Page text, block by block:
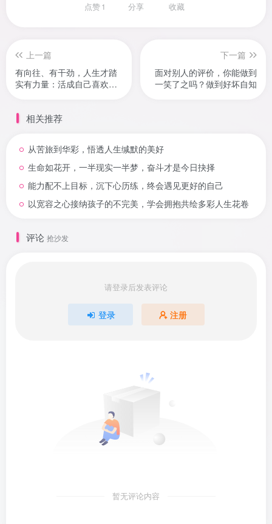
点赞1 分享 收藏
上一篇
有向往、有干劲，人生才踏
实有力量：活成自己喜欢的
下一篇
面对别人的评价，你能做到
一笑了之吗？做到好坏自知
相关推荐
从苦旅到华彩，悟透人生缄默的美好
生命如花开，一半现实一半梦，奋斗才是今日抉择
能力配不上目标，沉下心历练，终会遇见更好的自己
以宽容之心接纳孩子的不完美，学会拥抱共绘多彩人生花卷
评论 抢沙发
请登录后发表评论
登录 注册
暂无评论内容